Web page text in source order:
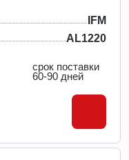
IFM
AL1220
срок поставки
60-90 дней